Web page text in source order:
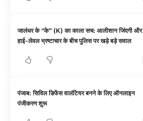
जालंधर के “के” (K) का काला सच: आलीशान जिंदगी और
हाई-लेवल भ्रष्टाचार के बीच पुलिस पर खड़े बड़े सवाल
पंजाब: सिविल डिफेंस वालंटियर बनने के लिए ऑनलाइन
पंजीकरण शुरू